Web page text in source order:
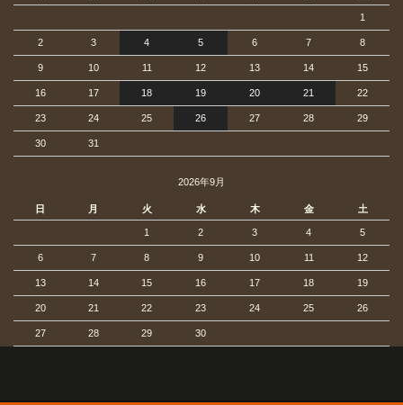
1
2 3 4 5 6 7 8
9 10 11 12 13 14 15
16 17 18 19 20 21 22
23 24 25 26 27 28 29
30 31
2026年9月
日 月 火 水 木 金 土
1 2 3 4 5
6 7 8 9 10 11 12
13 14 15 16 17 18 19
20 21 22 23 24 25 26
27 28 29 30